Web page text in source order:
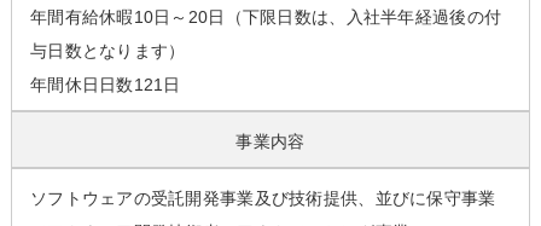
年間有給休暇10日～20日（下限日数は、入社半年経過後の付
与日数となります）
年間休日日数121日
事業内容
ソフトウェアの受託開発事業及び技術提供、並びに保守事業